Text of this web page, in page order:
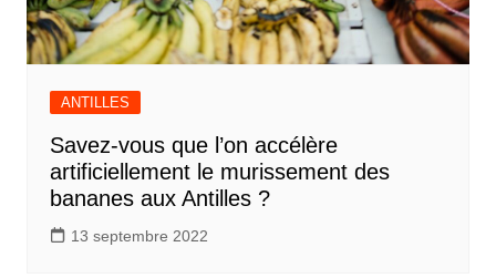
ANTILLES
Savez-vous que l’on accélère
artificiellement le murissement des
bananes aux Antilles ?
13 septembre 2022